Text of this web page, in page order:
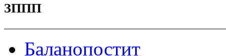
ЗППП
Баланопостит